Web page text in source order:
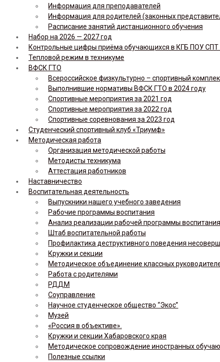
Информация для преподавателей
Информация для родителей (законных
Расписание занятий дистанционного обучения
Набор на 2026 — 2027 год
Контрольные цифры приёма обучающихся в КГБ ПОУ СПТ
Тепловой режим в техникуме
ВФСК ГТО
Всероссийское физкультурно – спортивный
Выполнившие нормативы ВФСК ГТО в 2024 году
Спортивные мероприятия за 2021 год
Спортивные мероприятия за 2022 год
Спортивные соревнования за 2023 год
Студенческий спортивный клуб «Триумф»
Методическая работа
Организация методической работы
Методисты техникума
Аттестация работников
Наставничество
Воспитательная деятельность
Выпускники нашего учебного заведения
Рабочие программы воспитания
Анализ реализации рабочей программы
Штаб воспитательной работы
Профилактика деструктивного поведения
Кружки и секции
Методическое объединение классных
Работа с родителями
РДДМ
Соуправление
Научное студенческое общество “Экос”
Музей
«Россия в объективе».
Кружки и секции Хабаровского края
Методическое сопровождение иностранных
Полезные ссылки